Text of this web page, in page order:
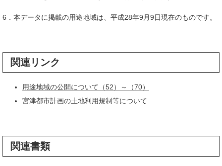
6．本データに掲載の用途地域は、平成28年9月9日現在のものです。
関連リンク
用途地域の公開について（52）～（70）
宮津都市計画の土地利用規制等について
関連書類